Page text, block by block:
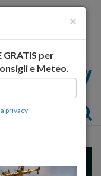
×
per
e Meteo.
privacy